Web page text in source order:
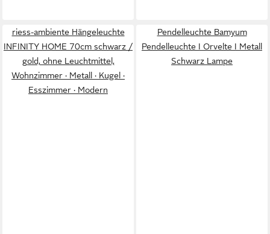
riess-ambiente Hängeleuchte
INFINITY HOME 70cm schwarz /
gold, ohne Leuchtmittel,
Wohnzimmer · Metall · Kugel ·
Esszimmer · Modern
Pendelleuchte Bamyum
Pendelleuchte I Orvelte I Metall
Schwarz Lampe